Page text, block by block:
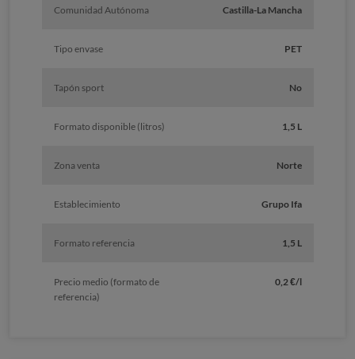
Comunidad Autónoma Castilla-La Mancha
Tipo envase PET
Tapón sport No
Formato disponible (litros) 1,5 L
Zona venta Norte
Establecimiento Grupo Ifa
Formato referencia 1,5 L
Precio medio (formato de
referencia)
0,2 €/l